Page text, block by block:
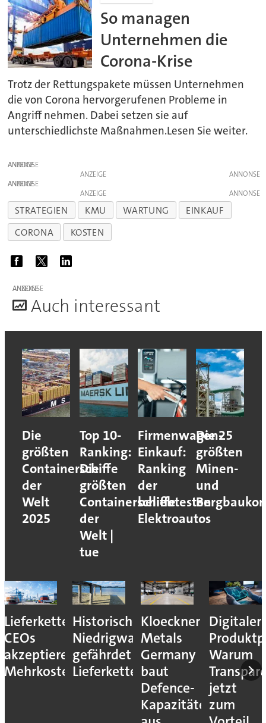
So managen
Unternehmen die
Corona-Krise
Trotz der Rettungspakete müssen Unternehmen
die von Corona hervorgerufenen Probleme in
Angriff nehmen. Dabei setzen sie auf
unterschiedlichste Maßnahmen.Lesen Sie weiter.
ANZEIGE
ANZEIGE
ANZEIGE
ANZEIGE
STRATEGIEN KMU WARTUNG
EINKAUF
CORONA
KOSTEN
ANZEIGE
Auch interessant
Die
größten
Containerschiffe
der
Welt
2025
Top 10-
Ranking:
Die
größten
Containerschiffe
der
Welt |
tue
Firmenwagen-
Einkauf:
Ranking
der
beliebtesten
Elektroautos
Die 25
größten
Minen-
und
Lieferkettenresilienz:
CEOs
akzeptieren
Mehrkosten
Historisches
Niedrigwasser
gefährdet
Lieferketten
Kloeckner
Metals
Germany
baut
Defence-
Kapazitäten
Digitaler
Warum
jetzt
zum